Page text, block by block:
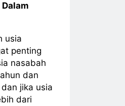
usia
penting
nasabah
dan
jika usia
dari